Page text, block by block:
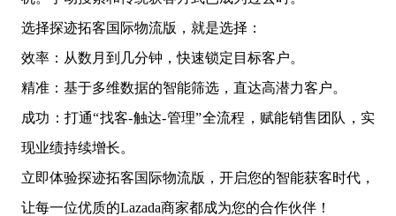
选择探迹拓客国际物流版，就是选择：
效率：从数月到几分钟，快速锁定目标客户。
精准：基于多维数据的智能筛选，直达高潜力客户。
成功：打通“找客-触达-管理”全流程，赋能销售团队，实
现业绩持续增长。
立即体验探迹拓客国际物流版，开启您的智能获客时代，
让每一位优质的Lazada商家都成为您的合作伙伴！